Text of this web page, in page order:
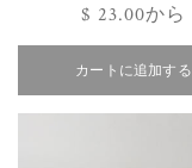
通
常
価
格
$ 23.00から
カートに追加する